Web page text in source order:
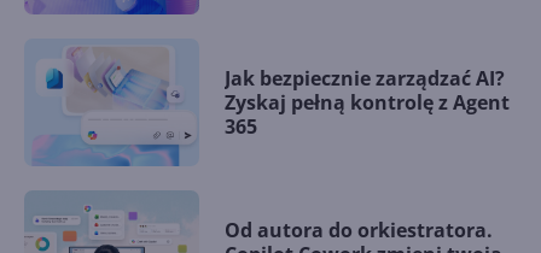
Jak bezpiecznie zarządzać AI?
Zyskaj pełną kontrolę z Agent
365
Od autora do orkiestratora.